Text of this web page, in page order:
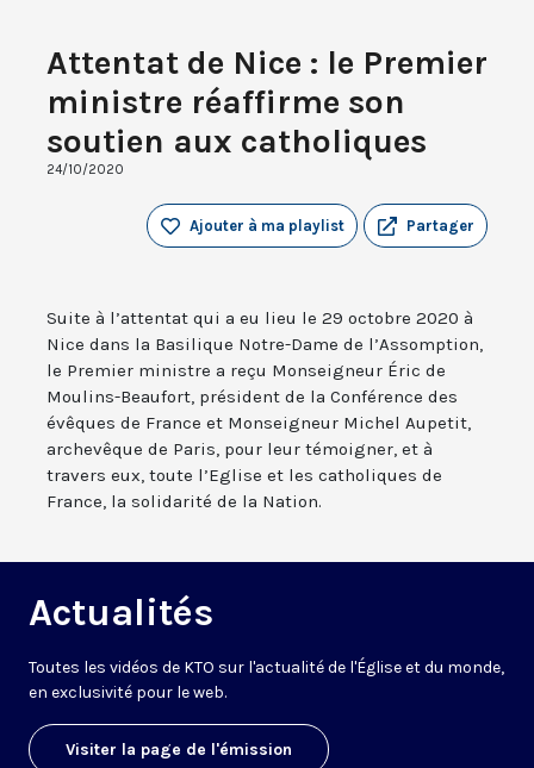
Attentat de Nice : le Premier
ministre réaffirme son
soutien aux catholiques
24/10/2020
Partager
Ajouter à ma playlist
Suite à l’attentat qui a eu lieu le 29 octobre 2020 à
Nice dans la Basilique Notre-Dame de l’Assomption,
le Premier ministre a reçu Monseigneur Éric de
Moulins-Beaufort, président de la Conférence des
évêques de France et Monseigneur Michel Aupetit,
archevêque de Paris, pour leur témoigner, et à
travers eux, toute l’Eglise et les catholiques de
France, la solidarité de la Nation.
Actualités
Toutes les vidéos de KTO sur l'actualité de l'Église et du monde,
en exclusivité pour le web.
Visiter la page de l'émission